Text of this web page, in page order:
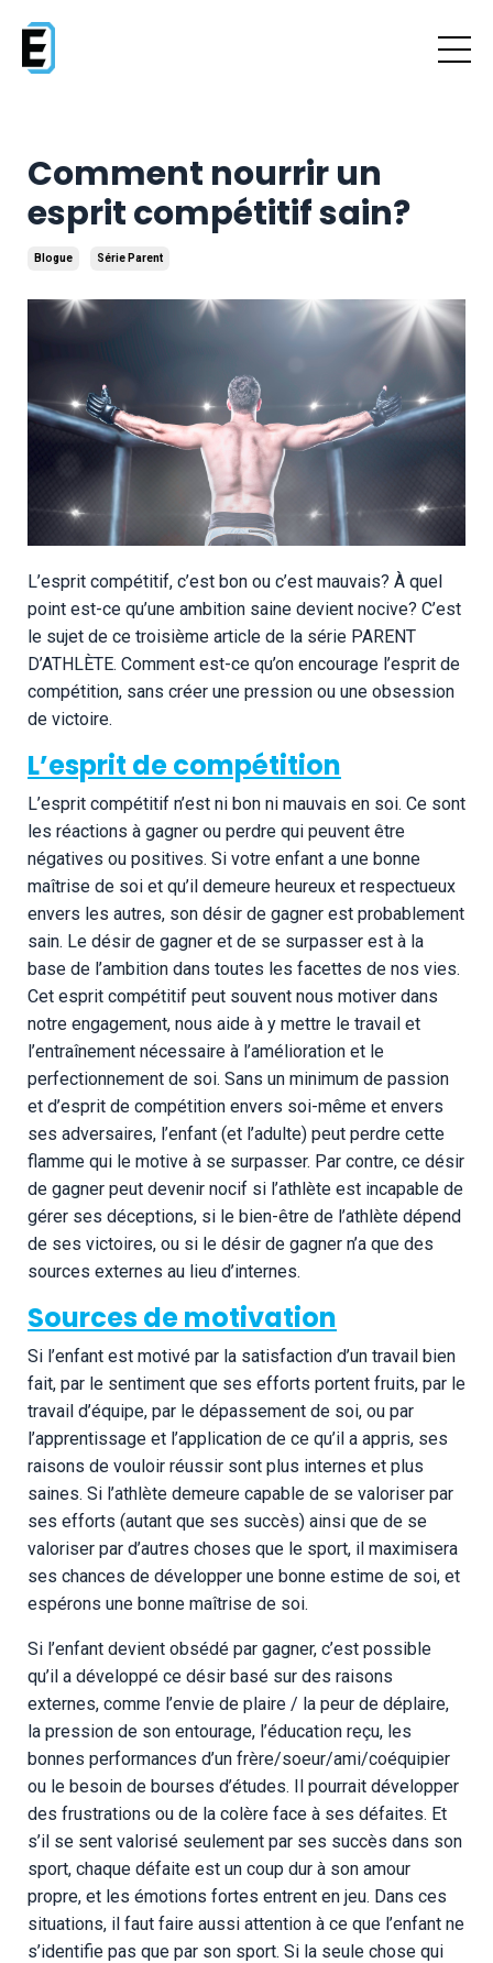
Comment nourrir un
esprit compétitif sain?
Blogue Série Parent
L’esprit compétitif, c’est bon ou c’est mauvais? À quel
point est-ce qu’une ambition saine devient nocive? C’est
le sujet de ce troisième article de la série PARENT
D’ATHLÈTE. Comment est-ce qu’on encourage l’esprit de
compétition, sans créer une pression ou une obsession
de victoire.
L’esprit de compétition
L’esprit compétitif n’est ni bon ni mauvais en soi. Ce sont
les réactions à gagner ou perdre qui peuvent être
négatives ou positives. Si votre enfant a une bonne
maîtrise de soi et qu’il demeure heureux et respectueux
envers les autres, son désir de gagner est probablement
sain. Le désir de gagner et de se surpasser est à la
base de l’ambition dans toutes les facettes de nos vies.
Cet esprit compétitif peut souvent nous motiver dans
notre engagement, nous aide à y mettre le travail et
l’entraînement nécessaire à l’amélioration et le
perfectionnement de soi. Sans un minimum de passion
et d’esprit de compétition envers soi-même et envers
ses adversaires, l’enfant (et l’adulte) peut perdre cette
flamme qui le motive à se surpasser. Par contre, ce désir
de gagner peut devenir nocif si l’athlète est incapable de
gérer ses déceptions, si le bien-être de l’athlète dépend
de ses victoires, ou si le désir de gagner n’a que des
sources externes au lieu d’internes.
Sources de motivation
Si l’enfant est motivé par la satisfaction d’un travail bien
fait, par le sentiment que ses efforts portent fruits, par le
travail d’équipe, par le dépassement de soi, ou par
l’apprentissage et l’application de ce qu’il a appris, ses
raisons de vouloir réussir sont plus internes et plus
saines. Si l’athlète demeure capable de se valoriser par
ses efforts (autant que ses succès) ainsi que de se
valoriser par d’autres choses que le sport, il maximisera
ses chances de développer une bonne estime de soi, et
espérons une bonne maîtrise de soi.
Si l’enfant devient obsédé par gagner, c’est possible
qu’il a développé ce désir basé sur des raisons
externes, comme l’envie de plaire / la peur de déplaire,
la pression de son entourage, l’éducation reçu, les
bonnes performances d’un frère/soeur/ami/coéquipier
ou le besoin de bourses d’études. Il pourrait développer
des frustrations ou de la colère face à ses défaites. Et
s’il se sent valorisé seulement par ses succès dans son
sport, chaque défaite est un coup dur à son amour
propre, et les émotions fortes entrent en jeu. Dans ces
situations, il faut faire aussi attention à ce que l’enfant ne
s’identifie pas que par son sport. Si la seule chose qui